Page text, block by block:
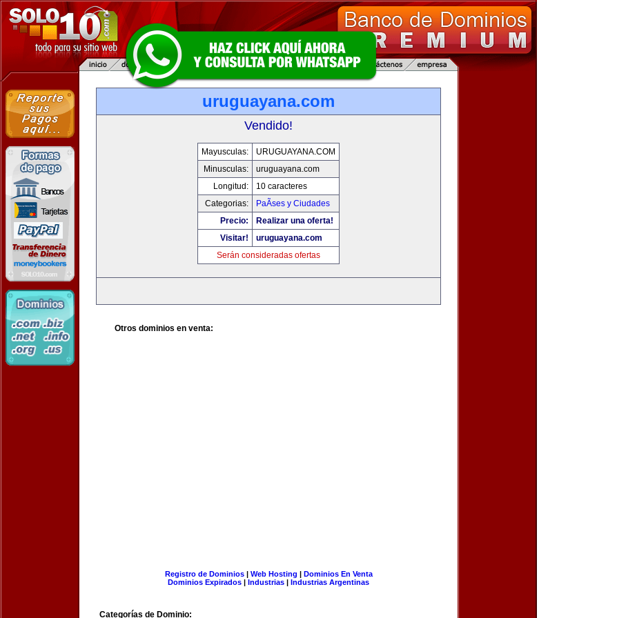
uruguayana.com
Vendido!
Mayusculas:
URUGUAYANA.COM
Minusculas:
uruguayana.com
Longitud:
10 caracteres
Categorias:
PaÃ­ses y Ciudades
Precio:
Realizar una oferta!
Visitar!
uruguayana.com
Serán consideradas ofertas
Otros dominios en venta:
Registro de Dominios| Web Hosting | Dominios En Venta
Dominios Expirados | Industrias | Industrias Argentinas
Categorías de Dominio: